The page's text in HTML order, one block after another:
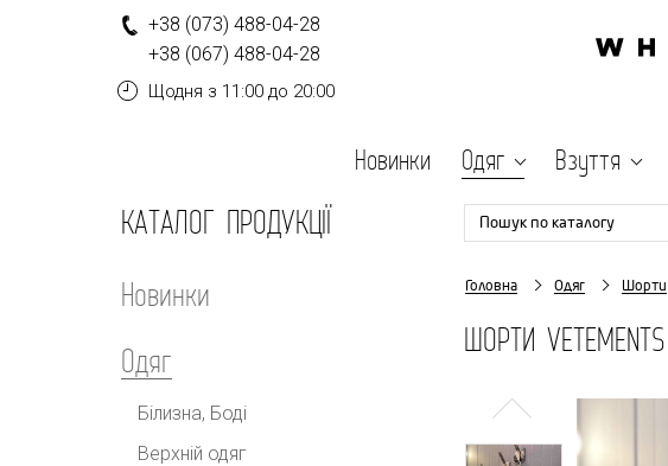
+38 (073) 488-04-28
+38 (067) 488-04-28
Щодня з 11:00 до 20:00
Новинки Одяг Взуття
КАТАЛОГ ПРОДУКЦІЇ
Новинки
Одяг
Білизна, Боді
Верхній одяг
Пошук по каталогу
Головна Одяг Шорти
ШОРТИ VETEMENTS